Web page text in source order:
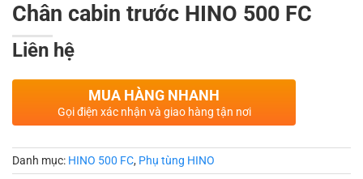
Chân cabin trước HINO 500 FC
Liên hệ
MUA HÀNG NHANH
Gọi điện xác nhận và giao hàng tận nơi
Danh mục: HINO 500 FC, Phụ tùng HINO